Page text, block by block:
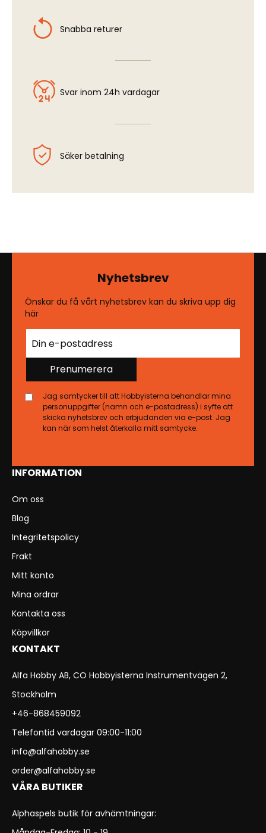
Snabba returer
Svar inom 24h vardagar
Säker betalning
INFORMATION
Om oss
Blog
Integritetspolicy
Frakt
Mitt konto
Mina ordrar
Kontakta oss
Köpvillkor
KONTAKT
Alfa Hobby AB, CO Hobbyisterna Instrumentvägen 2,
Stockholm
+46-868459092
Telefontid vardagar 09:00-11:00
info@alfahobby.se
order@alfahobby.se
VÅRA BUTIKER
Alphaspels butik för avhämtningar:
Nyhetsbrev
Önskar du få vårt nyhetsbrev kan du skriva upp dig
här
Prenumerera
Jag samtycker till att Hobbyisterna behandlar mina
personuppgifter (namn och e-postadress) i syfte att
skicka nyhetsbrev och erbjudanden via e-post. Jag
kan när som helst återkalla mitt samtycke.